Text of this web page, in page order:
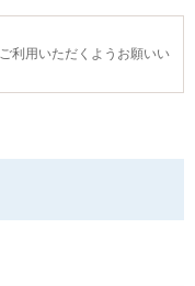
利用いただくようお願いい